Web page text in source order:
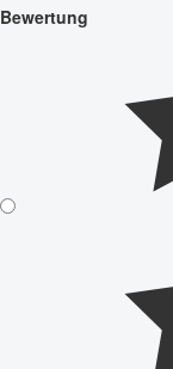
Bewertung